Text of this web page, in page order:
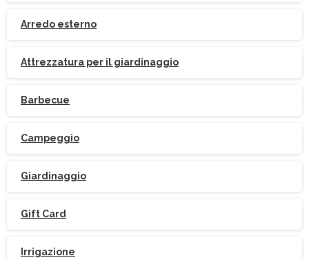
Arredo esterno
Attrezzatura per il giardinaggio
Barbecue
Campeggio
Giardinaggio
Gift Card
Irrigazione